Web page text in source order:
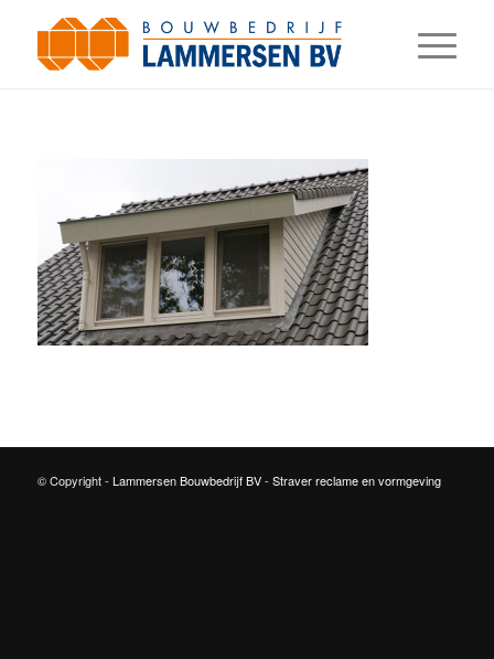
© Copyright - Lammersen Bouwbedrijf BV- Straver reclame en vormgeving